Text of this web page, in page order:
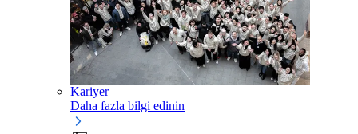
Kariyer
Daha fazla bilgi edinin